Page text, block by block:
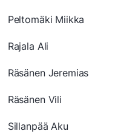
Peltomäki Miikka
Rajala Ali
Räsänen Jeremias
Räsänen Vili
Sillanpää Aku